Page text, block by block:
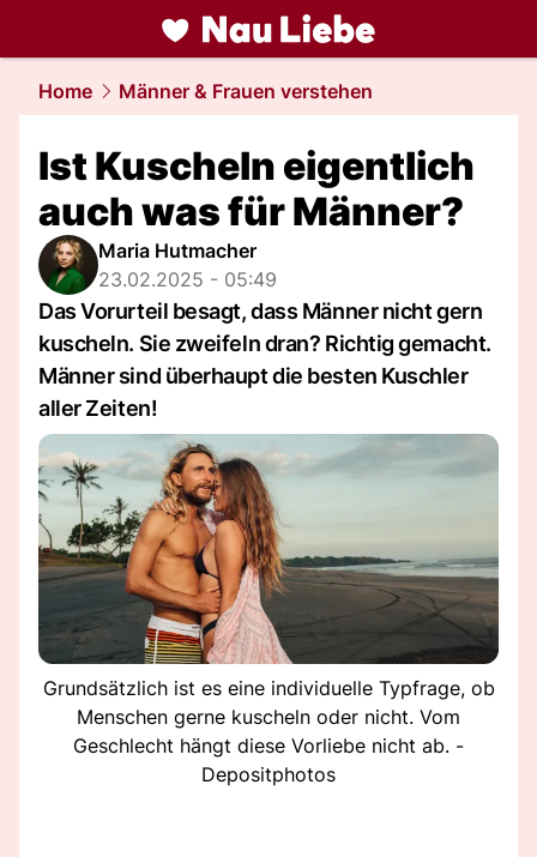
liebe.NAU.ch
Home Männer & Frauen verstehen
Ist Kuscheln eigentlich
auch was für Männer?
Maria Hutmacher
23.02.2025 - 05:49
Das Vorurteil besagt, dass Männer nicht gern
kuscheln. Sie zweifeln dran? Richtig gemacht.
Männer sind überhaupt die besten Kuschler
aller Zeiten!
Grundsätzlich ist es eine individuelle Typfrage, ob
Menschen gerne kuscheln oder nicht. Vom
Geschlecht hängt diese Vorliebe nicht ab. -
Depositphotos